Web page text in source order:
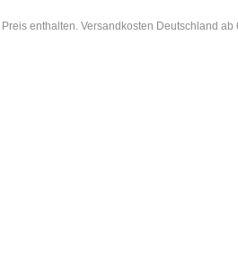
enthalten. Versandkosten Deutschland